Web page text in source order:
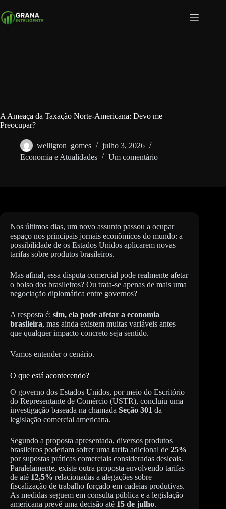
para
o
A Ameaça da Taxação Norte-Americana: Devo me
Preocupar?
welligton_gomes
julho 3, 2026
Economia e Atualidades
Um comentário
Nos últimos dias, um novo assunto passou a ocupar
espaço nos principais jornais econômicos do mundo: a
possibilidade de os Estados Unidos aplicarem novas
tarifas sobre produtos brasileiros.
Mas afinal, essa disputa comercial pode realmente afetar
o bolso dos brasileiros? Ou trata-se apenas de mais uma
negociação diplomática entre governos?
A resposta é: sim, ela pode afetar a economia
brasileira, mas ainda existem muitas variáveis antes
que qualquer impacto concreto seja sentido.
Vamos entender o cenário.
O que está acontecendo?
O governo dos Estados Unidos, por meio do Escritório
do Representante de Comércio (USTR), concluiu uma
investigação baseada na chamada Seção 301 da
legislação comercial americana.
Segundo a proposta apresentada, diversos produtos
brasileiros poderiam sofrer uma tarifa adicional de 25%
por supostas práticas comerciais consideradas desleais.
Paralelamente, existe outra proposta envolvendo tarifas
de até 12,5% relacionadas a alegações sobre
fiscalização de trabalho forçado em cadeias produtivas.
As medidas seguem em consulta pública e a legislação
americana prevê uma decisão até 15 de julho.